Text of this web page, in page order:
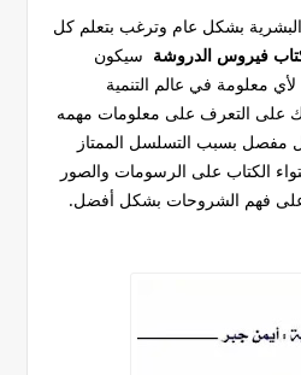
بشكل عام وترغب بتعلم كل
فيروس الدروشة سيكون
معلومة في عالم التنمية
على التعرف على معلومات مهمه
مفصل بسبب التسلسل الممتاز
الكتاب على الرسومات والصور
على فهم الشروحات بشكل أفضل.